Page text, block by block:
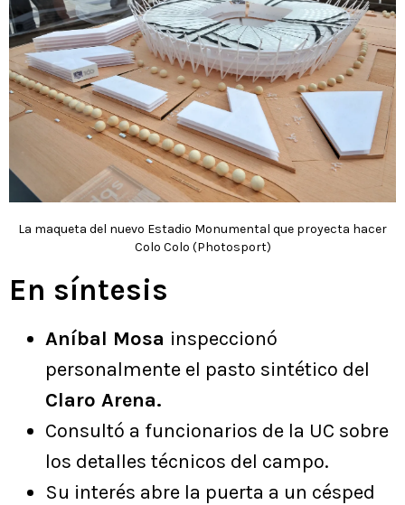
La maqueta del nuevo Estadio Monumental que proyecta hacer
Colo Colo (Photosport)
En síntesis
Aníbal Mosa inspeccionó
personalmente el pasto sintético del
Claro Arena.
Consultó a funcionarios de la UC sobre
los detalles técnicos del campo.
Su interés abre la puerta a un césped